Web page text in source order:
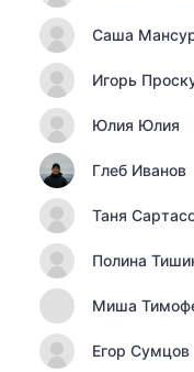
Саша
Игорь
Юлия Юлия
Глеб Иванов
Таня
Полина
Миша
Егор Сумцов